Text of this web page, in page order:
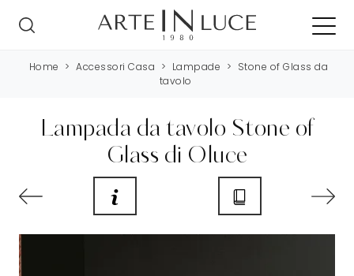
Home > Accessori Casa > Lampade > Stone of Glass da
tavolo
Lampada da tavolo Stone of
Glass di Oluce